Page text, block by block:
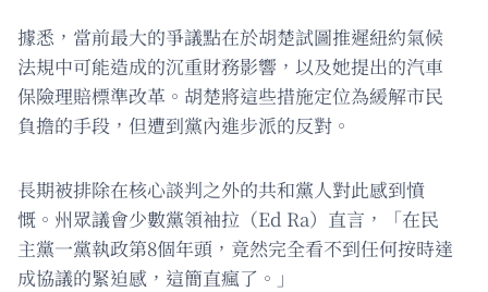
據悉，當前最大的爭議點在於胡楚試圖推遲紐約氣候
法規中可能造成的沉重財務影響，以及她提出的汽車
保險理賠標準改革。胡楚將這些措施定位為緩解市民
負擔的手段，但遭到黨內進步派的反對。
長期被排除在核心談判之外的共和黨人對此感到憤
慨。州眾議會少數黨領袖拉（Ed Ra）直言，「在民
主黨一黨執政第8個年頭，竟然完全看不到任何按時達
成協議的緊迫感，這簡直瘋了。」